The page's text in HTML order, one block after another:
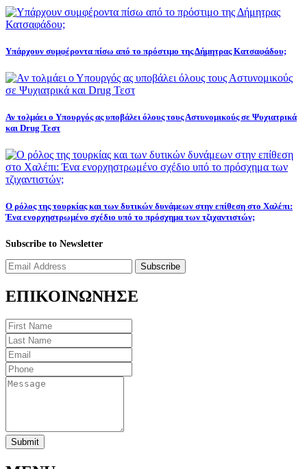
Υπάρχουν συμφέροντα πίσω από το πρόστιμο της Δήμητρας Κατσαφάδου;
Αν τολμάει ο Υπουργός ας υποβάλει όλους τους Αστυνομικούς σε Ψυχιατρικά
και Drug Τεστ
Ο ρόλος της τουρκίας και των δυτικών δυνάμεων στην επίθεση στο Χαλέπι:
Ένα ενορχηστρωμένο σχέδιο υπό το πρόσχημα των τζιχαντιστών;
Subscribe to Newsletter
Subscribe
ΕΠΙΚΟΙΝΩΝΗΣΕ
Submit